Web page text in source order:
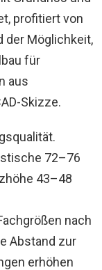
profitiert von
der Möglichkeit,
für
aus
Skizze.
72–76
43–48
nach
Abstand zur
erhöhen